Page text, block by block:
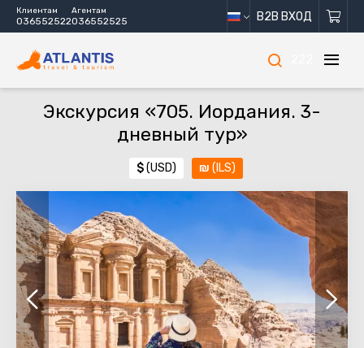
Клиентам
036552522
Агентам
036552525 B2B ВХОД
Экскурсия «705. Иордания. 3-
дневный тур»
$(USD) ₪ (ILS)